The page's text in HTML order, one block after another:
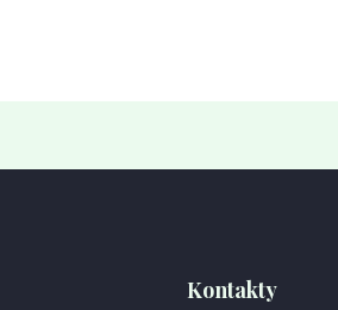
Kontakty